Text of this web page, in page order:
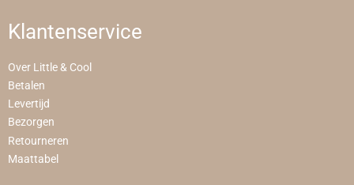
Klantenservice
Over Little & Cool
Betalen
Levertijd
Bezorgen
Retourneren
Maattabel